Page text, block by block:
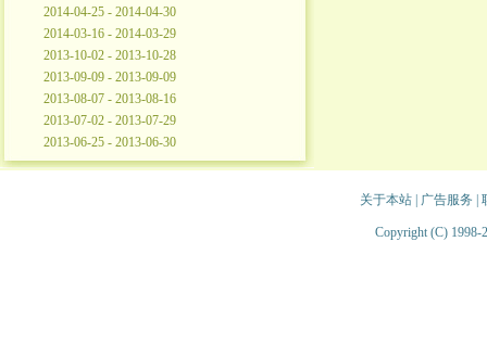
2014-04-25 - 2014-04-30
2014-03-16 - 2014-03-29
2013-10-02 - 2013-10-28
2013-09-09 - 2013-09-09
2013-08-07 - 2013-08-16
2013-07-02 - 2013-07-29
2013-06-25 - 2013-06-30
关于本站| 广告服务
Copyright (C) 1998-